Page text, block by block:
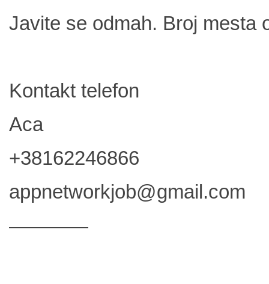
Javite se odmah. Broj mesta
Kontakt telefon
Aca
+38162246866
appnetworkjob@gmail.com
————